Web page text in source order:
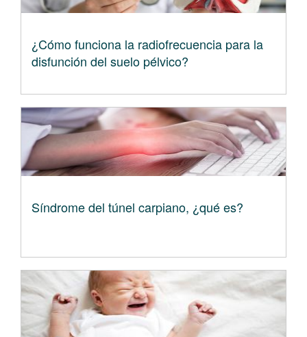
¿Cómo funciona la radiofrecuencia para la
disfunción del suelo pélvico?
Síndrome del túnel carpiano, ¿qué es?